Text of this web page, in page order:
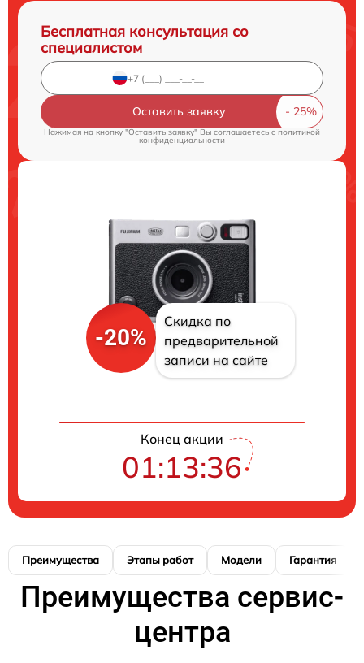
Бесплатная консультация со
специалистом
Оставить заявку
Нажимая на кнопку "Оставить заявку" Вы соглашаетесь c политикой
конфиденциальности
-20%
Скидка по
предварительной
записи на сайте
Конец акции
01:13:35
Преимущества Этапы работ Модели Гарантия
Преимущества сервис-
центра